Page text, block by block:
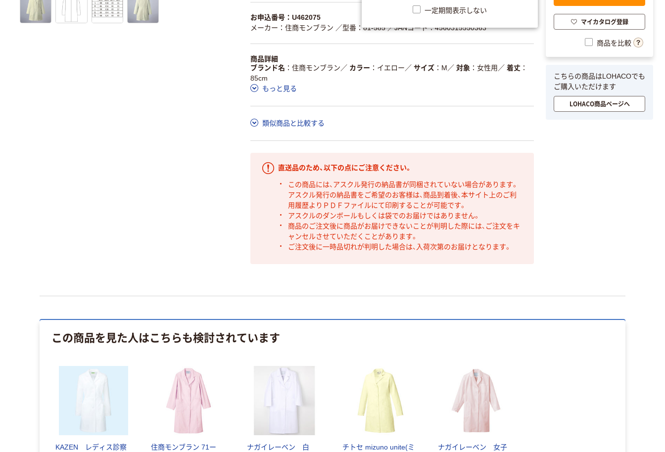
お申込番号：U462075
メーカー：住商モンブラン ／型番：81-585 ／JANコード：4560315550363
商品詳細
ブランド名
住商モンブラン ／ カラー イエロー ／ サイズ M ／ 対象 女性用 ／ 着丈
85cm
もっと見る
類似商品と比較する
直送品のため、以下の点にご注意ください。
この商品には、アスクル発行の納品書が同梱されていない場合があります。
アスクル発行の納品書をご希望のお客様は、商品到着後、本サイト上のご利
用履歴よりＰＤＦファイルにて印刷することが可能です。
アスクルのダンボールもしくは袋でのお届けではありません。
商品のご注文後に商品がお届けできないことが判明した際には、ご注文をキ
ャンセルさせていただくことがあります。
ご注文後に一時品切れが判明した場合は、入荷次第のお届けとなります。
一定期間表示しない
マイカタログ登録
商品を比較
こちらの商品はLOHACOでも
ご購入いただけます
LOHACO商品ページへ
この商品を見た人はこちらも検討されています
KAZEN レディス診察
住商モンブラン 71ー
ナガイレーベン 白
チトセ mizuno unite(ミ
ナガイレーベン 女子